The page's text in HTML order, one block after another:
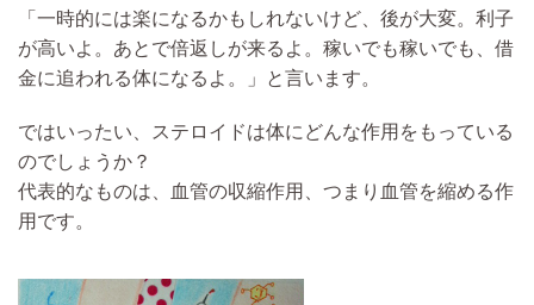
「 一時的には楽になるかもしれないけど、後が大変。 利子
が高いよ。あとで倍返しが来る よ。稼いでも稼いでも、借
金に追われる体になるよ。」と言います。
ではいったい、 ステロイドは体にどんな作用をもっている
のでしょうか？
代表的なものは、血管の収縮作用、つまり 血管を縮める作
用 です。